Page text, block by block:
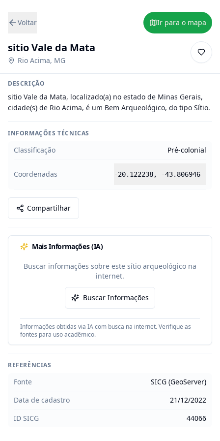
Voltar Ir para o mapa
sitio Vale da Mata
Rio Acima, MG
DESCRIÇÃO
sitio Vale da Mata, localizado(a) no estado de Minas Gerais,
cidade(s) de Rio Acima, é um Bem Arqueológico, do tipo Sítio.
INFORMAÇÕES TÉCNICAS
Classificação Pré-colonial
Coordenadas -20.122238, -43.806946
Compartilhar
Mais Informações (IA)
Buscar informações sobre este sítio arqueológico na
internet.
Buscar Informações
Informações obtidas via IA com busca na internet. Verifique as
fontes para uso acadêmico.
REFERÊNCIAS
Fonte
SICG (GeoServer)
Data de cadastro
21/12/2022
ID SICG
44066